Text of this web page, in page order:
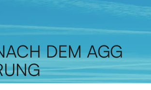
DEM AGG